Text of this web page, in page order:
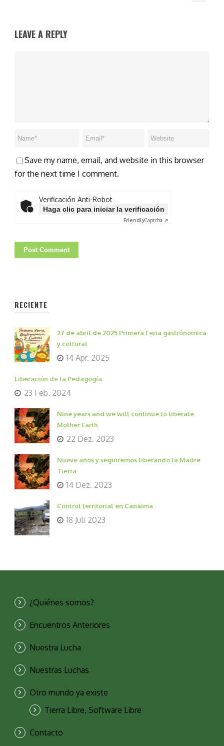
LEAVE A REPLY
Save my name, email, and website in this browser
for the next time I comment.
Verificación Anti-Robot
Haga clic para iniciar la verificación
FriendlyCaptcha ⇗
RECIENTE
27 de abril de 2025 Primera Feria gastrónomica
y cultural
14 Apr. 2025
Liberación de la Pedagogía
23 Feb. 2024
Nine years and we will continue to liberate
Mother Earth
22 Dez. 2023
Nueve años y seguiremos liberando la Madre
Tierra
14 Dez. 2023
Control territorial en Canaima
18 Juli 2023
¿Quiénes somos?
Encuentros Anteriores
Nuestra Lucha
Nuestras Luchas
Otro mundo ya existe
Tierra Libre, Software Libre
Contacto